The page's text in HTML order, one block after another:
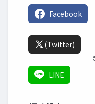
Facebook
(Twitter)
LINE